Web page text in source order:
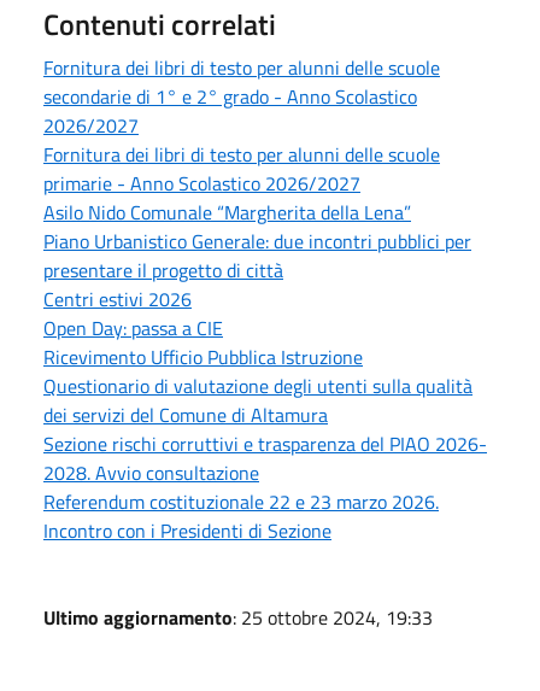
Contenuti correlati
Fornitura dei libri di testo per alunni delle scuole
secondarie di 1° e 2° grado - Anno Scolastico
2026/2027
Fornitura dei libri di testo per alunni delle scuole
primarie - Anno Scolastico 2026/2027
Asilo Nido Comunale “Margherita della Lena”
Piano Urbanistico Generale: due incontri pubblici per
presentare il progetto di città
Centri estivi 2026
Open Day: passa a CIE
Ricevimento Ufficio Pubblica Istruzione
Questionario di valutazione degli utenti sulla qualità
dei servizi del Comune di Altamura
Sezione rischi corruttivi e trasparenza del PIAO 2026-
2028. Avvio consultazione
Referendum costituzionale 22 e 23 marzo 2026.
Incontro con i Presidenti di Sezione
Ultimo aggiornamento: 25 ottobre 2024, 19:33